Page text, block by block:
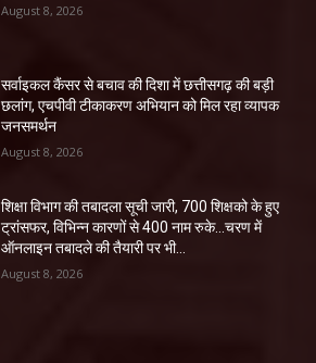
August 8, 2026
सर्वाइकल कैंसर से बचाव की दिशा में छत्तीसगढ़ की बड़ी
छलांग, एचपीवी टीकाकरण अभियान को मिल रहा व्यापक
जनसमर्थन
August 8, 2026
शिक्षा विभाग की तबादला सूची जारी, 700 शिक्षको के हुए
ट्रांसफर, विभिन्न कारणों से 400 नाम रुके…चरण में
ऑनलाइन तबादले की तैयारी पर भी...
August 8, 2026